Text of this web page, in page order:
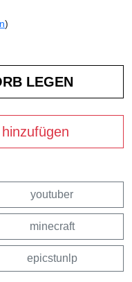
)
youtuber
minecraft
epicstunlp